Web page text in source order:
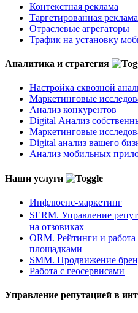
Контекстная реклама
Таргетированная
Отраслевые агрегаторы
Трафик на установку
Аналитика и стратегия
Настройка сквозной
Маркетинговые
Анализ конкурентов
Digital Анализ
Маркетинговые
Digital анализ вашего
Анализ мобильных
Наши услуги
Инфлюенс-маркетинг
SERM. Управление
на отзовиках
ORM. Рейтинги и
площадками
SMM. Продвижение
Работа с геосервисами
Управление репутацией в